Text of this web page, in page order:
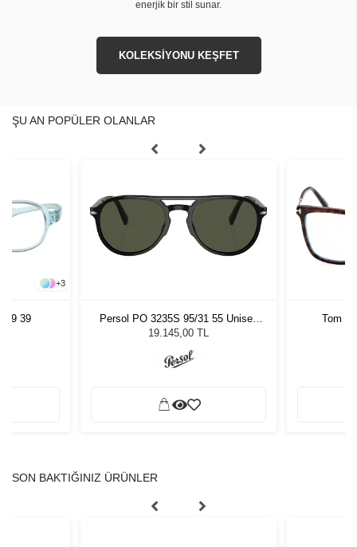
enerjik bir stil sunar.
KOLEKSİYONU KEŞFET
ŞU AN POPÜLER OLANLAR
+3
39
Persol PO 3235S 95/31 55 Unisex
Güneş Gözlüğü
19.145,00 TL
Tom
SON BAKTIĞINIZ ÜRÜNLER